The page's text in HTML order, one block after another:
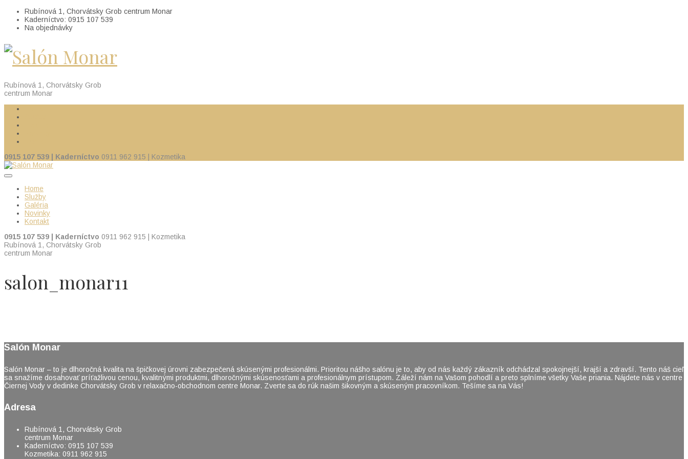
Rubínová 1, Chorvátsky Grob centrum Monar
Kaderníctvo: 0915 107 539
Na objednávky
Rubínová 1, Chorvátsky Grob
centrum Monar
0915 107 539 | Kaderníctvo 0911 962 915 | Kozmetika
Home
Služby
Galéria
Novinky
Kontakt
0915 107 539 | Kaderníctvo 0911 962 915 | Kozmetika
Rubínová 1, Chorvátsky Grob
centrum Monar
salon_monar11
Salón Monar
Salón Monar – to je dlhoročná kvalita na špičkovej úrovni zabezpečená skúsenými profesionálmi. Prioritou nášho salónu je to, aby od nás každý zákazník odchádzal spokojnejší, krajší a zdravší. Tento náš cieľ
sa snažíme dosahovať príťažlivou cenou, kvalitnými produktmi, dlhoročnými skúsenosťami a profesionálnym prístupom. Záleží nám na Vašom pohodlí a preto splníme všetky Vaše priania. Nájdete nás v centre
Čiernej Vody v dedinke Chorvátsky Grob v relaxačno-obchodnom centre Monar. Zverte sa do rúk našim šikovným a skúseným pracovníkom. Tešíme sa na Vás!
Adresa
Rubínová 1, Chorvátsky Grob
centrum Monar
Kaderníctvo: 0915 107 539
Kozmetika: 0911 962 915